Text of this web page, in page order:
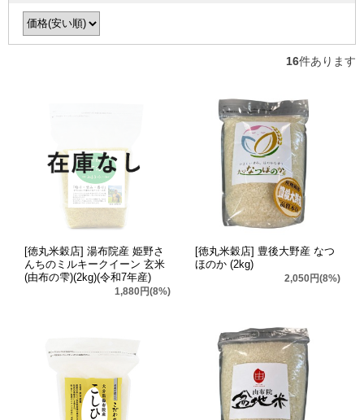
16件あります
[徳丸米穀店] 湯布院産 姫野さ
んちのミルキークイーン 玄米
(由布の雫)(2kg)(令和7年産)
1,880円(8%)
[徳丸米穀店] 豊後大野産 なつ
ほのか (2kg)
2,050円(8%)